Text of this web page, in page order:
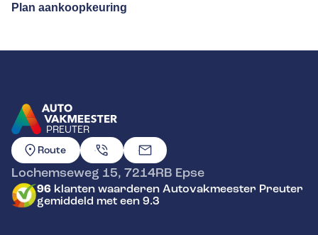
Plan aankoopkeuring
PREUTER
GA NAAR DE HOMEPAGINA
Route
Lochemseweg 15, 7214RB Epse
96 klanten waarderen Autovakmeester Preuter
gemiddeld met een 9.3